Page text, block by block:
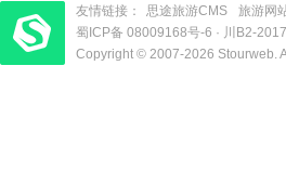
友情链接： 思途旅游CMS 旅游网
梦旅程酒店管理系统
​| 运营支持：
蜀ICP备 08009168号-6 · 川B2-
Copyright © 2007-2026 Stourweb.